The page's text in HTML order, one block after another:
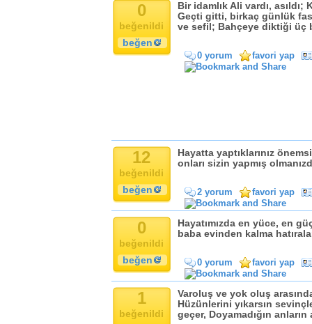
0
beğenildi
beğen
Bir idamlık Ali vardı, asıldı;
Geçti gitti, birkaç günlük
ve sefil; Bahçeye diktiği üç
0 yorum favori yap
12
beğenildi
beğen
Hayatta yaptıklarınız
onları sizin yapmış
2 yorum favori yap
0
beğenildi
beğen
Hayatımızda en yüce, en
baba evinden kalma
0 yorum favori yap
1
beğenildi
Varoluş ve yok oluş
Hüzünlerini yıkarsın
geçer, Doyamadığın anların